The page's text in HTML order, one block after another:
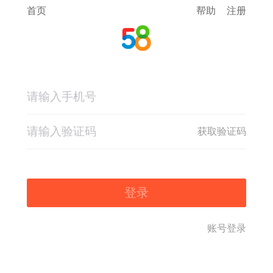
首页 帮助 注册
获取验证码
登录
账号登录